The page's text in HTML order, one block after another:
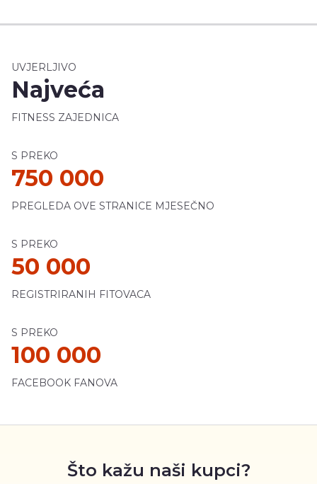
UVJERLJIVO
Najveća
FITNESS ZAJEDNICA
S PREKO
750 000
PREGLEDA OVE STRANICE MJESEČNO
S PREKO
50 000
REGISTRIRANIH FITOVACA
S PREKO
100 000
FACEBOOK FANOVA
Što kažu naši kupci?